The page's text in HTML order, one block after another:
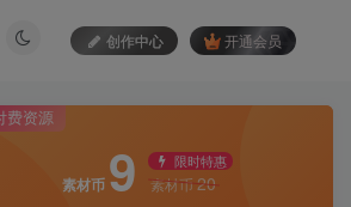
创作中心 开通会员
费资源
素材币 9 限时特惠
素材币20